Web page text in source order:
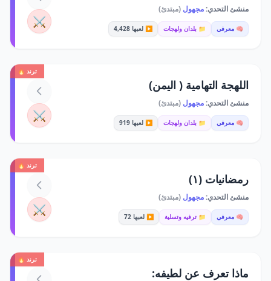
منشئ التحدي:مجهول (مبتدئ)
🧠 معرفي 📁 بلدان ولهجات ▶️ لعبها 4,428 ⚔️
ترند 🔥
اللهجة التهامية ( اليمن)
منشئ التحدي:مجهول (مبتدئ)
🧠 معرفي 📁 بلدان ولهجات ▶️ لعبها 919 ⚔️
ترند 🔥
رمضانيات (١)
منشئ التحدي:مجهول (مبتدئ)
🧠 معرفي 📁 ترفيه وتسلية ▶️ لعبها 72 ⚔️
ترند 🔥
ماذا تعرف عن لطيفه: